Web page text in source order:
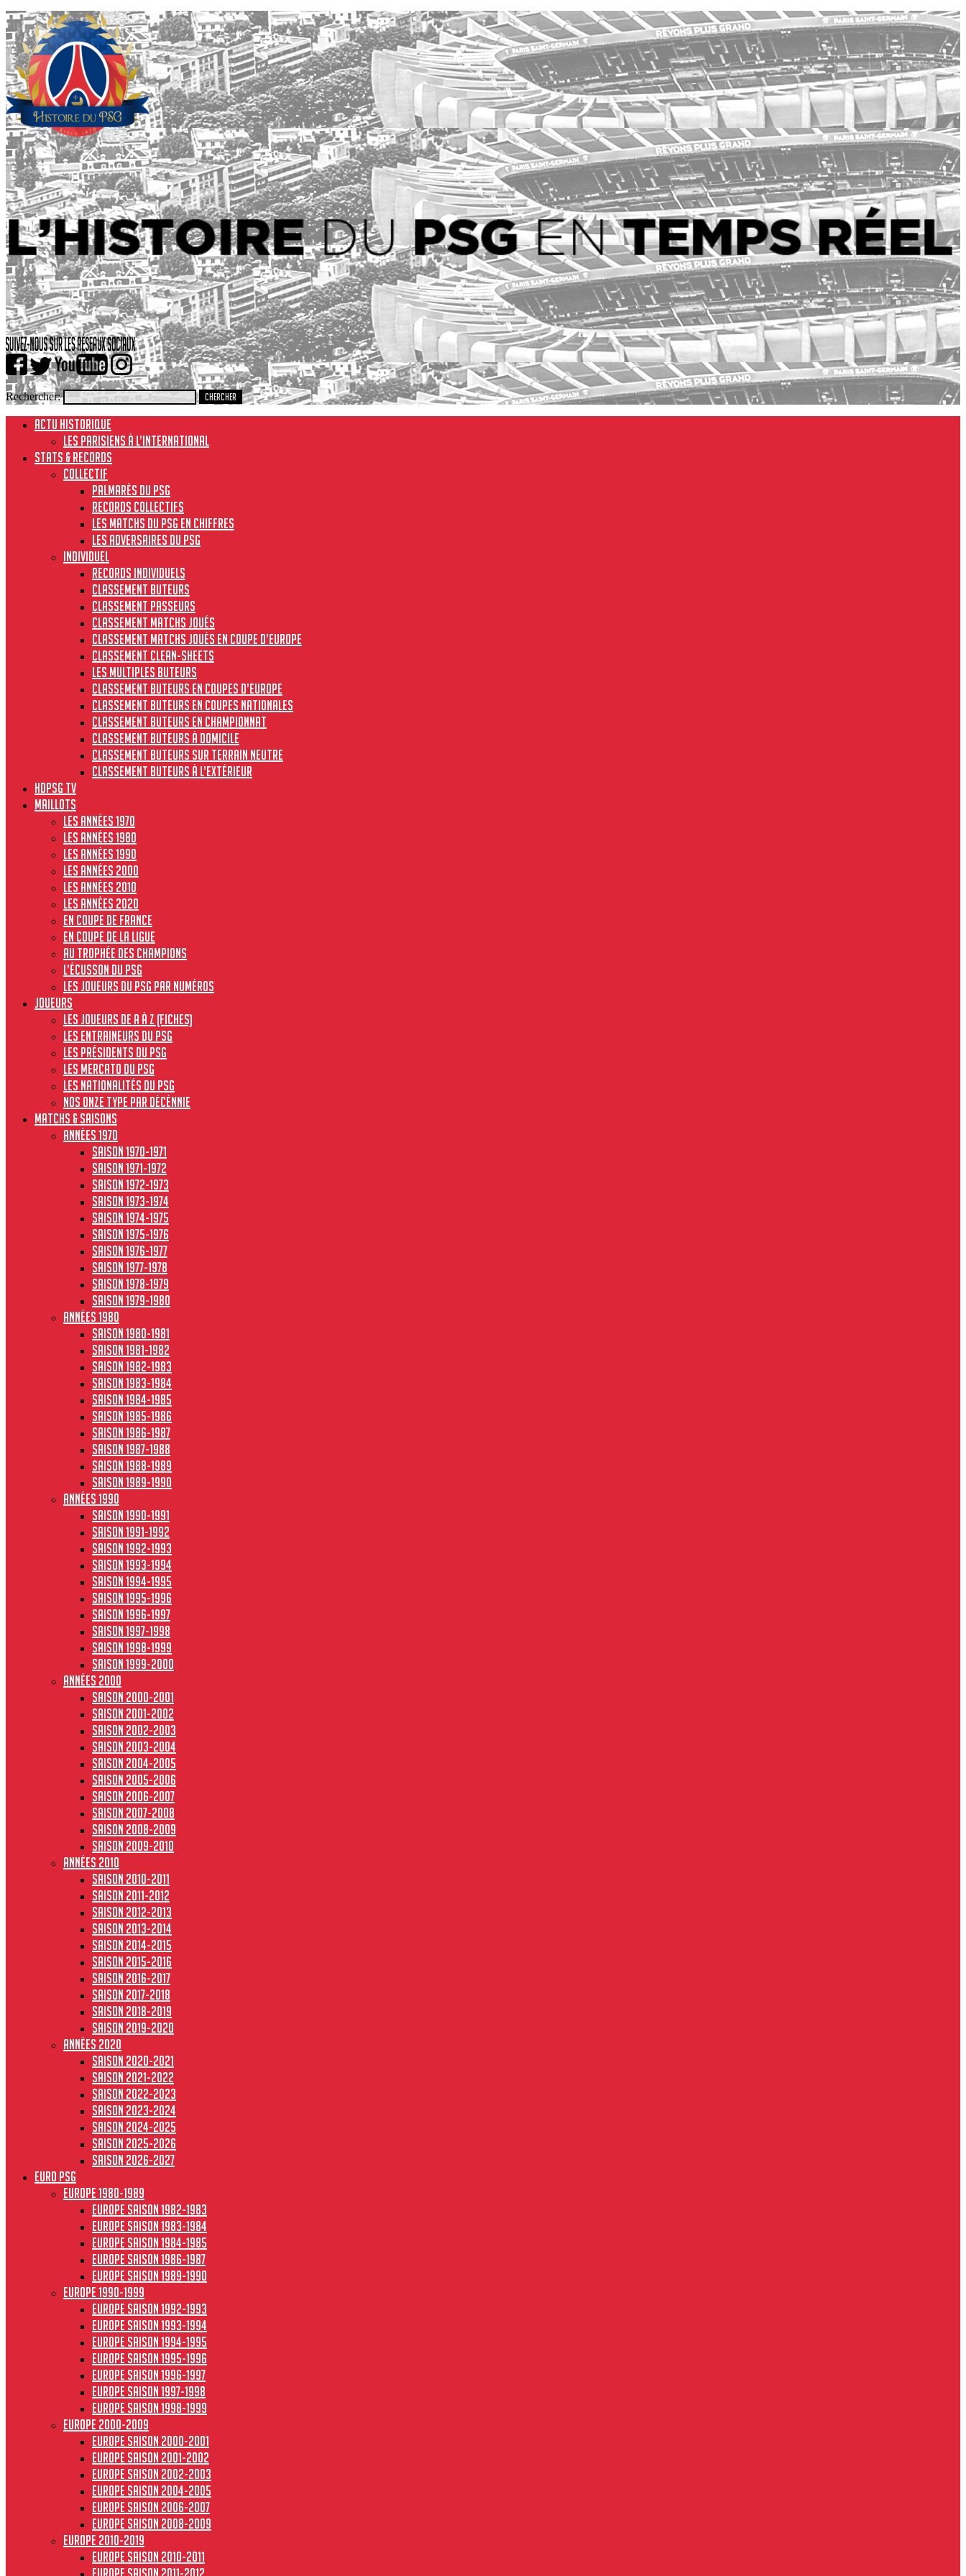
Rechercher:
ACTU HISTORIQUE
Les Parisiens à l’international
STATS & RECORDS
Collectif
Palmarès du PSG
Records collectifs
Les matchs du PSG en chiffres
Les adversaires du PSG
Individuel
Records individuels
Classement buteurs
Classement passeurs
Classement matchs joués
Classement matchs joués en Coupe d’Europe
Classement clean-sheets
Les multiples buteurs
Classement buteurs en coupes d’Europe
Classement buteurs en coupes nationales
Classement buteurs en championnat
Classement buteurs à domicile
Classement buteurs sur terrain neutre
Classement buteurs à l’extérieur
HdPSG TV
MAILLOTS
Les années 1970
Les années 1980
Les années 1990
Les années 2000
Les années 2010
Les années 2020
En Coupe de France
En Coupe de la Ligue
Au Trophée des Champions
L’écusson du PSG
Les joueurs du PSG par numéros
JOUEURS
Les joueurs de A à Z (fiches)
Les entraineurs du PSG
Les présidents du PSG
Les Mercato du PSG
Les nationalités du PSG
Nos onze type par décénnie
MATCHS & SAISONS
Années 1970
Saison 1970-1971
Saison 1971-1972
Saison 1972-1973
Saison 1973-1974
Saison 1974-1975
Saison 1975-1976
Saison 1976-1977
Saison 1977-1978
Saison 1978-1979
Saison 1979-1980
Années 1980
Saison 1980-1981
Saison 1981-1982
Saison 1982-1983
Saison 1983-1984
Saison 1984-1985
Saison 1985-1986
Saison 1986-1987
Saison 1987-1988
Saison 1988-1989
Saison 1989-1990
Années 1990
Saison 1990-1991
Saison 1991-1992
Saison 1992-1993
Saison 1993-1994
Saison 1994-1995
Saison 1995-1996
Saison 1996-1997
Saison 1997-1998
Saison 1998-1999
Saison 1999-2000
Années 2000
Saison 2000-2001
Saison 2001-2002
Saison 2002-2003
Saison 2003-2004
Saison 2004-2005
Saison 2005-2006
Saison 2006-2007
Saison 2007-2008
Saison 2008-2009
Saison 2009-2010
Années 2010
Saison 2010-2011
Saison 2011-2012
Saison 2012-2013
Saison 2013-2014
Saison 2014-2015
Saison 2015-2016
Saison 2016-2017
Saison 2017-2018
Saison 2018-2019
Saison 2019-2020
Années 2020
Saison 2020-2021
Saison 2021-2022
Saison 2022-2023
Saison 2023-2024
Saison 2024-2025
Saison 2025-2026
Saison 2026-2027
Euro PSG
Europe 1980-1989
Europe saison 1982-1983
Europe Saison 1983-1984
Europe saison 1984-1985
Europe saison 1986-1987
Europe saison 1989-1990
Europe 1990-1999
Europe saison 1992-1993
Europe saison 1993-1994
Europe saison 1994-1995
Europe saison 1995-1996
Europe saison 1996-1997
Europe Saison 1997-1998
Europe saison 1998-1999
Europe 2000-2009
Europe saison 2000-2001
Europe saison 2001-2002
Europe saison 2002-2003
Europe saison 2004-2005
Europe saison 2006-2007
Europe saison 2008-2009
Europe 2010-2019
Europe saison 2010-2011